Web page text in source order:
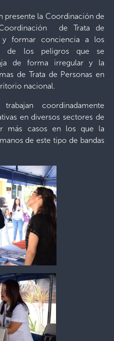
presente la Coordinación de
de Trata de
y formar conciencia a los
de los peligros que se
de forma irregular y la
de Trata de Personas en
nacional.
coordinadamente
en diversos sectores de
más casos en los que la
de este tipo de bandas